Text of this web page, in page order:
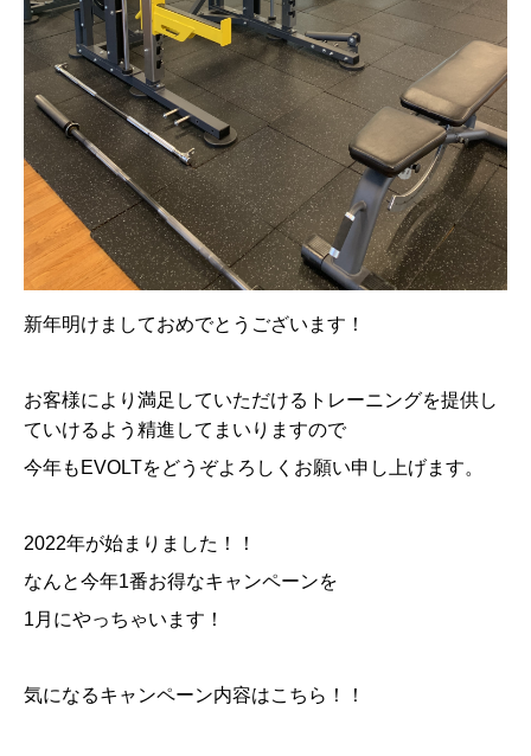
新年明けましておめでとうございます！
お客様により満足していただけるトレーニングを提供し
ていけるよう精進してまいりますので
今年も EVOLTをどうぞよろしくお願い申し上げます。
2022年が始まりました！！
なんと今年1番お得なキャンペーンを
1 月にやっちゃいます！
気になるキャンペーン内容はこちら！！